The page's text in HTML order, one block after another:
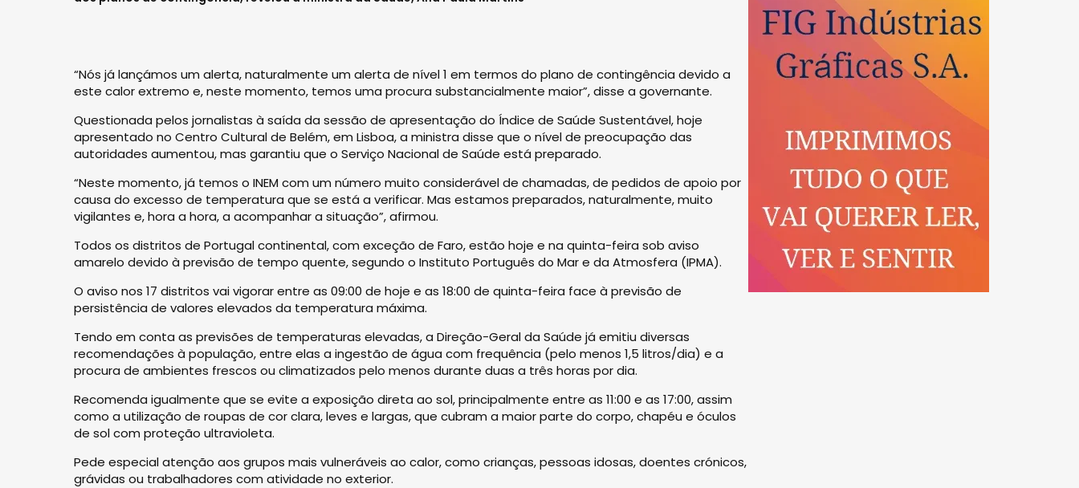
“Nós já lançámos um alerta, naturalmente um alerta de nível 1 em termos do plano de contingência devido a
este calor extremo e, neste momento, temos uma procura substancialmente maior”, disse a governante.
Questionada pelos jornalistas à saída da sessão de apresentação do Índice de Saúde Sustentável, hoje
apresentado no Centro Cultural de Belém, em Lisboa, a ministra disse que o nível de preocupação das
autoridades aumentou, mas garantiu que o Serviço Nacional de Saúde está preparado.
“Neste momento, já temos o INEM com um número muito considerável de chamadas, de pedidos de apoio por
causa do excesso de temperatura que se está a verificar. Mas estamos preparados, naturalmente, muito
vigilantes e, hora a hora, a acompanhar a situação”, afirmou.
Todos os distritos de Portugal continental, com exceção de Faro, estão hoje e na quinta-feira sob aviso
amarelo devido à previsão de tempo quente, segundo o Instituto Português do Mar e da Atmosfera (IPMA).
O aviso nos 17 distritos vai vigorar entre as 09:00 de hoje e as 18:00 de quinta-feira face à previsão de
persistência de valores elevados da temperatura máxima.
Tendo em conta as previsões de temperaturas elevadas, a Direção-Geral da Saúde já emitiu diversas
recomendações à população, entre elas a ingestão de água com frequência (pelo menos 1,5 litros/dia) e a
procura de ambientes frescos ou climatizados pelo menos durante duas a três horas por dia.
Recomenda igualmente que se evite a exposição direta ao sol, principalmente entre as 11:00 e as 17:00, assim
como a utilização de roupas de cor clara, leves e largas, que cubram a maior parte do corpo, chapéu e óculos
de sol com proteção ultravioleta.
Pede especial atenção aos grupos mais vulneráveis ao calor, como crianças, pessoas idosas, doentes crónicos,
grávidas ou trabalhadores com atividade no exterior.